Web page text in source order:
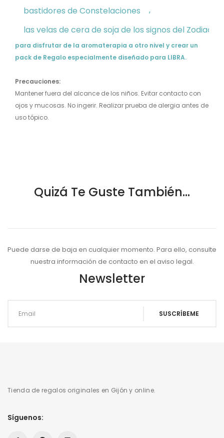
bastidores de Constelaciones ,
las velas de cera de soja de los signos del Zodiaco
para disfrutar de la aromaterapia a otro nivel y crear un
pack de Regalo especialmente diseñado para LIBRA.
Precauciones:
Mantener fuera del alcance de los niños. Evitar contacto con
ojos y mucosas. No ingerir. Realizar prueba de alergia antes de
uso tópico.
Quizá Te Guste También...
Puede darse de baja en cualquier momento. Para ello, consulte
nuestra información de contacto en el aviso legal.
Newsletter
Tienda de regalos originales en Gijón y online.
Síguenos: